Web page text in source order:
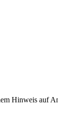
Hinweis auf